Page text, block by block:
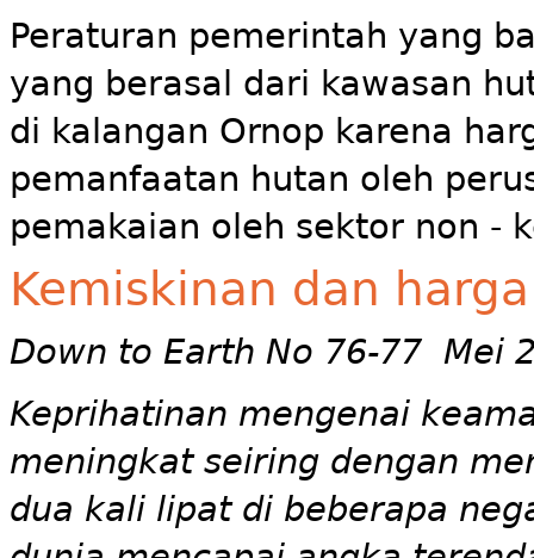
Peraturan pemerintah yang
yang berasal dari kawasan
di kalangan Ornop karena
pemanfaatan hutan oleh
pemakaian oleh sektor non -
Kemiskinan dan
Down to Earth No 76-77 Mei
Keprihatinan mengenai
meningkat seiring dengan
dua kali lipat di beberapa